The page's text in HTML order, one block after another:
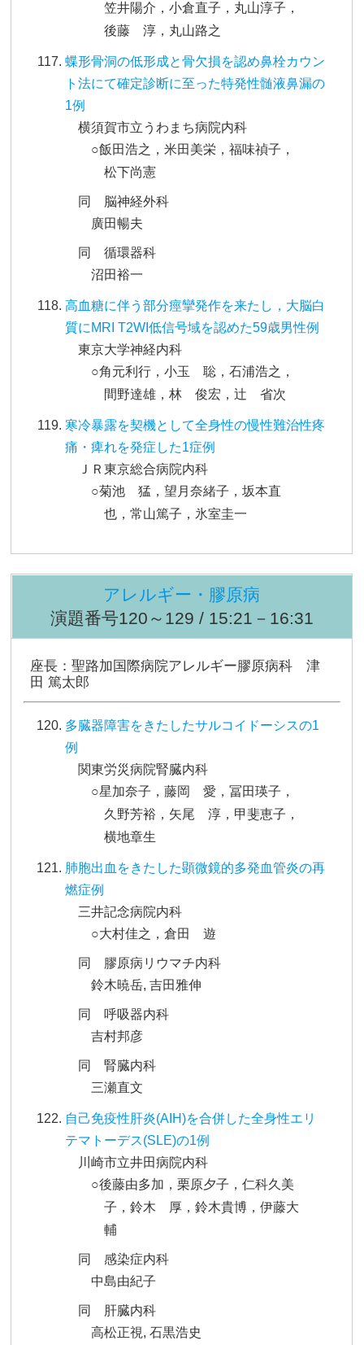
笠井陽介，小倉直子，丸山淳子，
後藤 淳，丸山路之
蝶形骨洞の低形成と骨欠損を認め鼻栓カウン
ト法にて確定診断に至った特発性髄液鼻漏の
1例
横須賀市立うわまち病院内科
○飯田浩之，米田美栄，福味禎子，
松下尚憲
同 脳神経外科
廣田暢夫
同 循環器科
沼田裕一
高血糖に伴う部分痙攣発作を来たし，大脳白
質にMRI T2WI低信号域を認めた59歳男性例
東京大学神経内科
○角元利行，小玉 聡，石浦浩之，
間野達雄，林 俊宏，辻 省次
寒冷暴露を契機として全身性の慢性難治性疼
痛・痺れを発症した1症例
ＪＲ東京総合病院内科
○菊池 猛，望月奈緒子，坂本直
也，常山篤子，氷室圭一
アレルギー・膠原病
演題番号120～129 / 15:21－16:31
座長：聖路加国際病院アレルギー膠原病科 津
田 篤太郎
多臓器障害をきたしたサルコイドーシスの1
例
関東労災病院腎臓内科
○星加奈子，藤岡 愛，冨田瑛子，
久野芳裕，矢尾 淳，甲斐恵子，
横地章生
肺胞出血をきたした顕微鏡的多発血管炎の再
燃症例
三井記念病院内科
○大村佳之，倉田 遊
同 膠原病リウマチ内科
鈴木暁岳, 吉田雅伸
同 呼吸器内科
吉村邦彦
同 腎臓内科
三瀬直文
自己免疫性肝炎(AIH)を合併した全身性エリ
テマトーデス(SLE)の1例
川崎市立井田病院内科
○後藤由多加，栗原夕子，仁科久美
子，鈴木 厚，鈴木貴博，伊藤大
輔
同 感染症内科
中島由紀子
同 肝臓内科
高松正視, 石黒浩史